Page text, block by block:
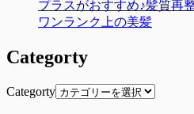
プラスがおすすめ♪髪質再
ワンランク上の美髪
Categorty
Categorty